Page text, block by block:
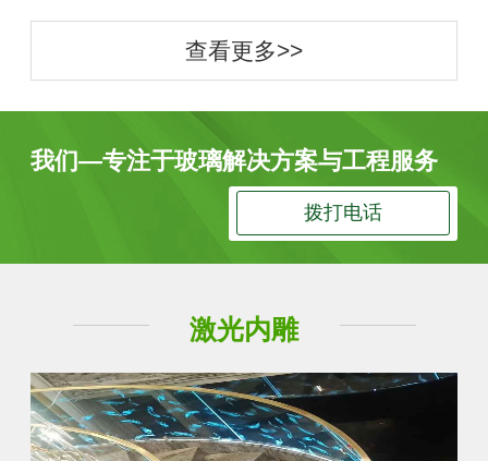
查看更多>>
我们—专注于玻璃解决方案与工程服务
拨打电话
激光内雕